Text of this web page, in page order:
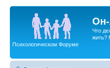
Что
жить?
Психологическом Форуме